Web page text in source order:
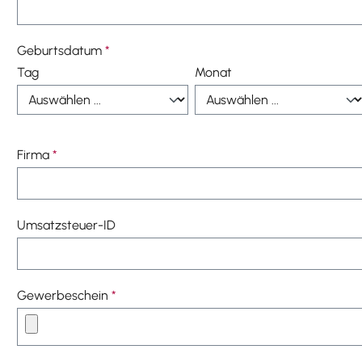
Geburtsdatum *
Tag
Monat
Firma *
Umsatzsteuer-ID
Gewerbeschein *